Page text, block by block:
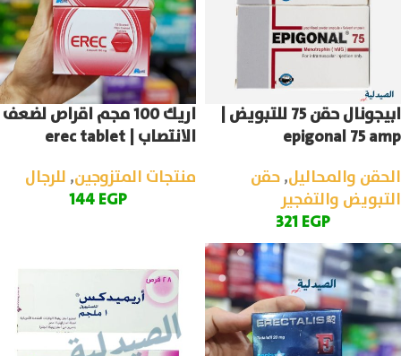
ابيجونال حقن 75 للتبويض |
epigonal 75 amp
الحقن والمحاليل,حقن
التبويض والتفجير
321EGP
اريك 100 مجم اقراص لضعف
الانتصاب | erec tablet
منتجات المتزوجين, للرجال
144EGP